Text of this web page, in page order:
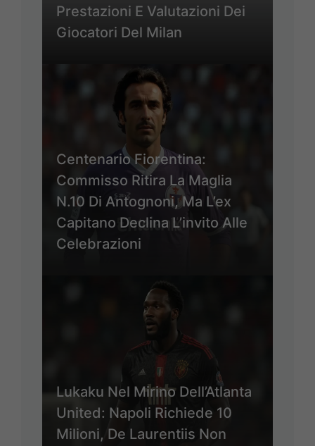
Prestazioni E Valutazioni Dei
Giocatori Del Milan
Centenario Fiorentina:
Commisso Ritira La Maglia
N.10 Di Antognoni, Ma L’ex
Capitano Declina L’invito Alle
Celebrazioni
Lukaku Nel Mirino Dell’Atlanta
United: Napoli Richiede 10
Milioni, De Laurentiis Non